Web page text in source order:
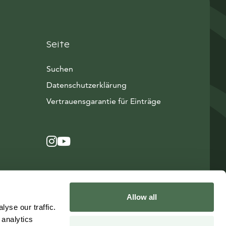
our traffic.
Allow all
Seite
Suchen
Datenschutzerklärung
Vertrauensgarantie für Einträge
Instagram
Avautuu uuteen ikkunaan
YouTube
Avautuu uuteen ikkunaan